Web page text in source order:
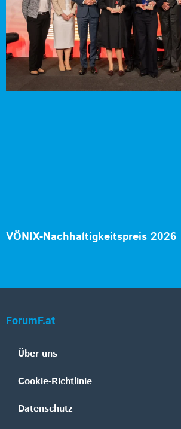
VÖNIX-Nachhaltigkeitspreis 2026
ForumF.at
Über uns
Cookie-Richtlinie
Datenschutz